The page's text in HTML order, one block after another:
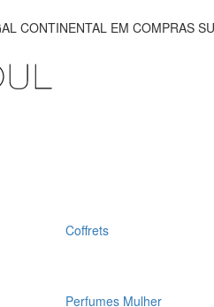
CONTINENTAL EM COMPRAS
Coffrets
Perfumes Mulher